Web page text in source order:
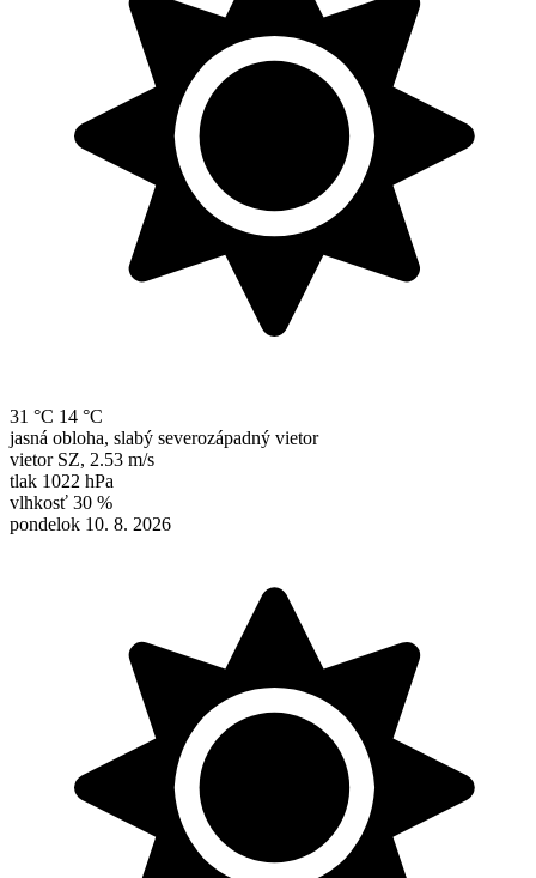
31 °C 14 °C
jasná obloha, slabý severozápadný vietor
vietor SZ, 2.53 m/s
tlak 1022 hPa
vlhkosť 30 %
pondelok 10. 8. 2026